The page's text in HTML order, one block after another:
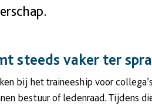
steeds vaker ter
bij het traineeship voor
bestuur of ledenraad. Tijdens